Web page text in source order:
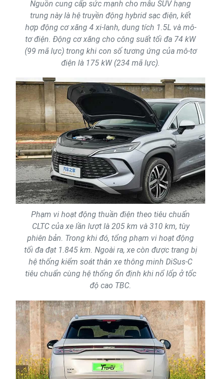
Nguồn cung cấp sức mạnh cho mẫu SUV hạng
trung này là hệ truyền động hybrid sạc điện, kết
hợp động cơ xăng 4 xi-lanh, dung tích 1.5L và mô-
tơ điện. Động cơ xăng cho công suất tối đa 74 kW
(99 mã lực) trong khi con số tương ứng của mô-tơ
điện là 175 kW (234 mã lực).
Phạm vi hoạt động thuần điện theo tiêu chuẩn
CLTC của xe lần lượt là 205 km và 310 km, tùy
phiên bản. Trong khi đó, tổng phạm vi hoạt động
tối đa đạt 1.845 km. Ngoài ra, xe còn được trang bị
hệ thống kiểm soát thân xe thông minh DiSus-C
tiêu chuẩn cùng hệ thống ổn định khi nổ lốp ở tốc
độ cao TBC.